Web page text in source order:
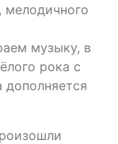
мелодичного
музыку, в
рока с
дополняется